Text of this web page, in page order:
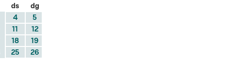
ds
dg
4
5
11
12
18
19
25
26